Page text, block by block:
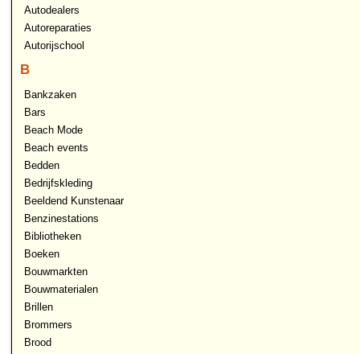
Autodealers
Autoreparaties
Autorijschool
B
Bankzaken
Bars
Beach Mode
Beach events
Bedden
Bedrijfskleding
Beeldend Kunstenaar
Benzinestations
Bibliotheken
Boeken
Bouwmarkten
Bouwmaterialen
Brillen
Brommers
Brood